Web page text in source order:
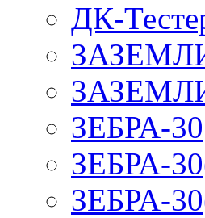
ДК-
ЗЕБРА-30
ЗЕБРА-
ЗЕБРА-